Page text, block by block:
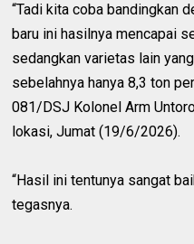
“Tadi kita coba bandingkan
baru ini hasilnya mencapai
sedangkan varietas lain
sebelahnya hanya 8,3 ton
081/DSJ Kolonel Arm
lokasi, Jumat (19/6/2026).
“Hasil ini tentunya sangat
tegasnya.